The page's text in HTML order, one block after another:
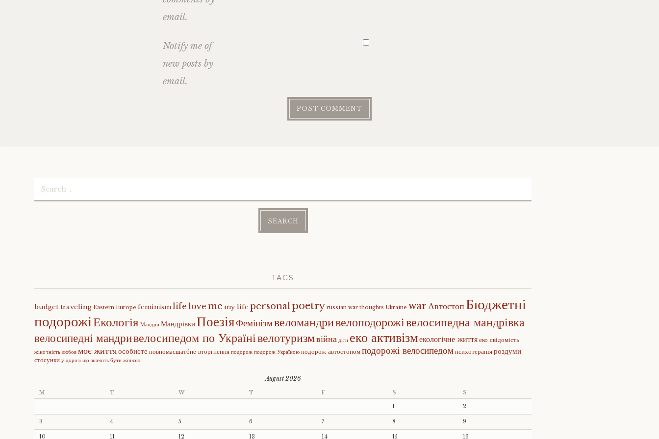
email.
Notify me of
new posts by
email.
Search
for:
TAGS
budget traveling Eastern Europe feminismlife love me my life personalpoetry russian war thoughts Ukraine warАвтостопБюджетні
подорожіЕкологія Мандри МандрівкиПоезіяФемінізмвеломандривелоподорожівелосипедна мандрівка
велосипедні мандривелосипедом по Українівелотуризмвійна діти еко активізмекологічне життяеко свідомість
жіночність любов моє життяособисте повномасшатбне вторгнення подорож подорож Україною подорож автостопомподорожі велосипедомпсихотерапіяроздуми
стосунки у дорозі що значить бути жінкою
August 2026
M T W T F S S
1 2
3 4 5 6 7 8 9
10 11 12 13 14 15 16